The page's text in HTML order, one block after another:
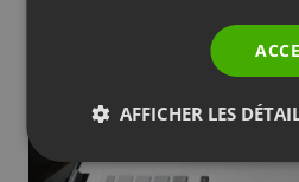
AFFICHER LES